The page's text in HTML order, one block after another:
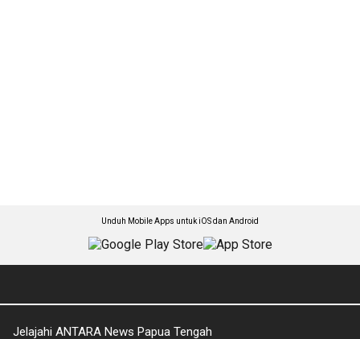
Unduh Mobile Apps untuk iOS dan Android
Jelajahi ANTARA News Papua Tengah